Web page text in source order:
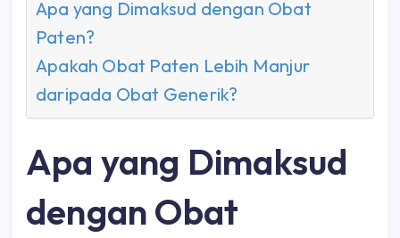
Apa yang Dimaksud dengan Obat
Paten?
Apakah Obat Paten Lebih Manjur
daripada Obat Generik?
Apa yang Dimaksud
dengan Obat